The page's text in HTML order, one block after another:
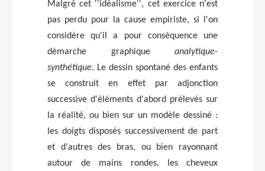
Malgré cet ''idéalisme'', cet exercice n'est
pas perdu pour la cause empiriste, si l'on
considère qu'il a pour conséquence une
démarche graphique analytique-
synthétique. Le dessin spontané des enfants
se construit en effet par adjonction
successive d'éléments d'abord prélevés sur
la réalité, ou bien sur un modèle dessiné :
les doigts disposés successivement de part
et d'autres des bras, ou bien rayonnant
autour de mains rondes, les cheveux